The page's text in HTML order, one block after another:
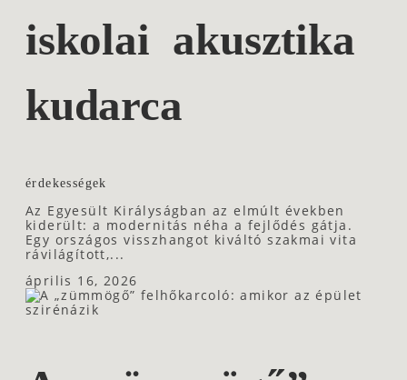
iskolai akusztika
kudarca
érdekességek
Az Egyesült Királyságban az elmúlt években
kiderült: a modernitás néha a fejlődés gátja.
Egy országos visszhangot kiváltó szakmai vita
rávilágított,...
április 16, 2026